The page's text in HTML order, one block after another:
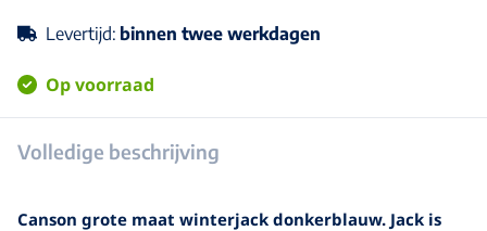
Levertijd: binnen twee werkdagen
Op voorraad
Volledige beschrijving
Canson grote maat winterjack donkerblauw. Jack is